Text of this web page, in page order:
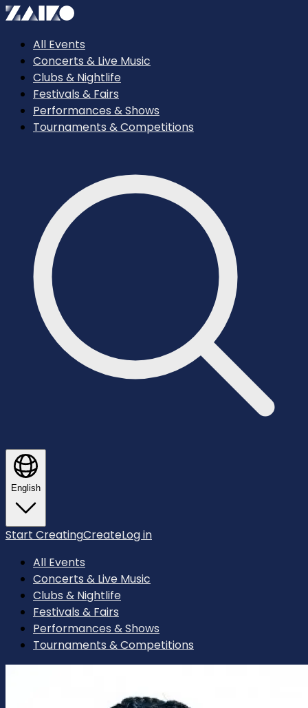
All Events
Concerts & Live Music
Clubs & Nightlife
Festivals & Fairs
Performances & Shows
Tournaments & Competitions
English
Start CreatingCreateLog in
All Events
Concerts & Live Music
Clubs & Nightlife
Festivals & Fairs
Performances & Shows
Tournaments & Competitions